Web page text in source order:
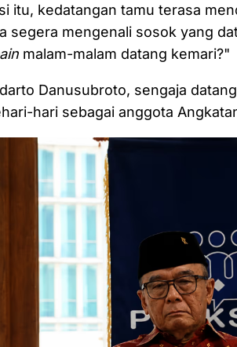
itu, kedatangan tamu terasa
segera mengenali sosok yang
malam-malam datang kemari?"
Danusubroto, sengaja
hari sebagai anggota